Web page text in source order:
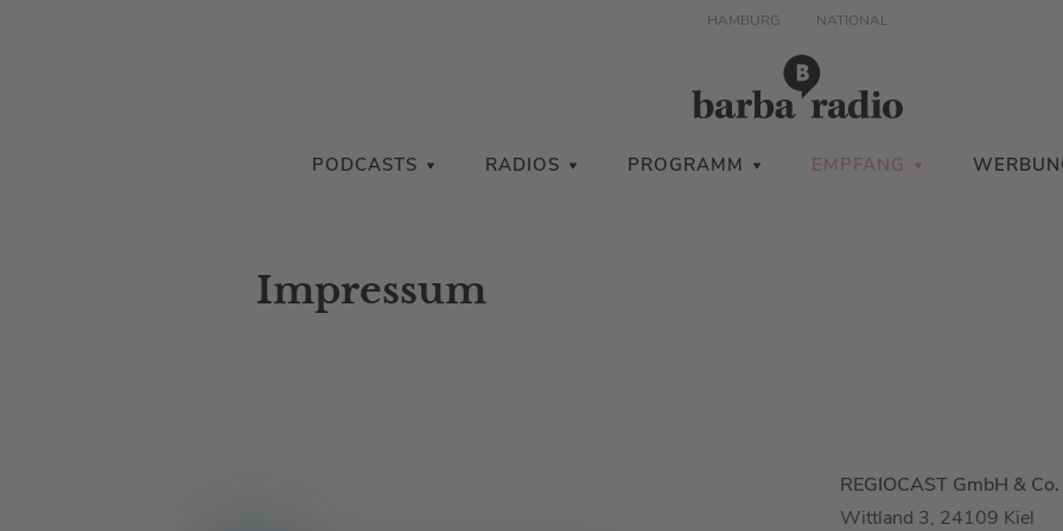
HAMBURG NATIONAL
PODCASTS RADIOS PROGRAMM EMPFANG
Impressum
REGIOCAST GmbH & Co.
Wittland 3, 24109 Kiel